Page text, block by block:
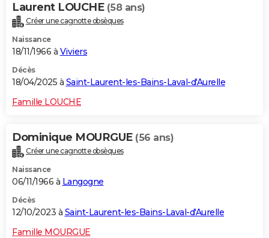
Destinations
City break
Voyage nature
Voyage de noces
Forum
Climat
+PHOTO
GUIDES D'ACHAT
CARTE DE VOEUX
Carte de Noël
Carte Bonne année
Carte Saint-Valentin
Carte Pâques
Carte d'anniversaire
Dictionnaire
Biographies
Citations
Expressions
Proverbes
PROGRAMME TV
COPAINS D'AVANT
S'inscrire
Se connecter
Lycées
Collèges
Primaires
Universités
Entreprises
Service militaire
Avis de recherche
AVIS DE DÉCÈS
FORUM
Bricolage
Lifestyle
Culture
Sport
Auto
Television
Voyage
Cinema
Laurent LOUCHE (58 ans)
Créer une cagnotte obsèques
Naissance
18/11/1966 à Viviers
Décès
18/04/2025 à Saint-Laurent-les-Bains-Laval-d'Aurelle
Famille LOUCHE
Dominique MOURGUE (56 ans)
Créer une cagnotte obsèques
Naissance
06/11/1966 à Langogne
Décès
12/10/2023 à Saint-Laurent-les-Bains-Laval-d'Aurelle
Famille MOURGUE